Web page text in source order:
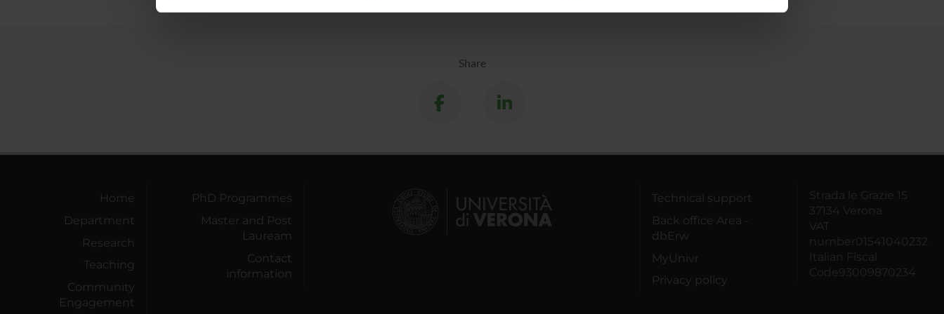
Share
Home
Department
Research
Teaching
Community
Engagement
PhD Programmes
Master and Post
Lauream
Contact
information
Technical support
Back office Area -
dbErw
MyUnivr
Privacy policy
Strada le Grazie 15
37134 Verona
VAT
number01541040232
Italian Fiscal
Code93009870234